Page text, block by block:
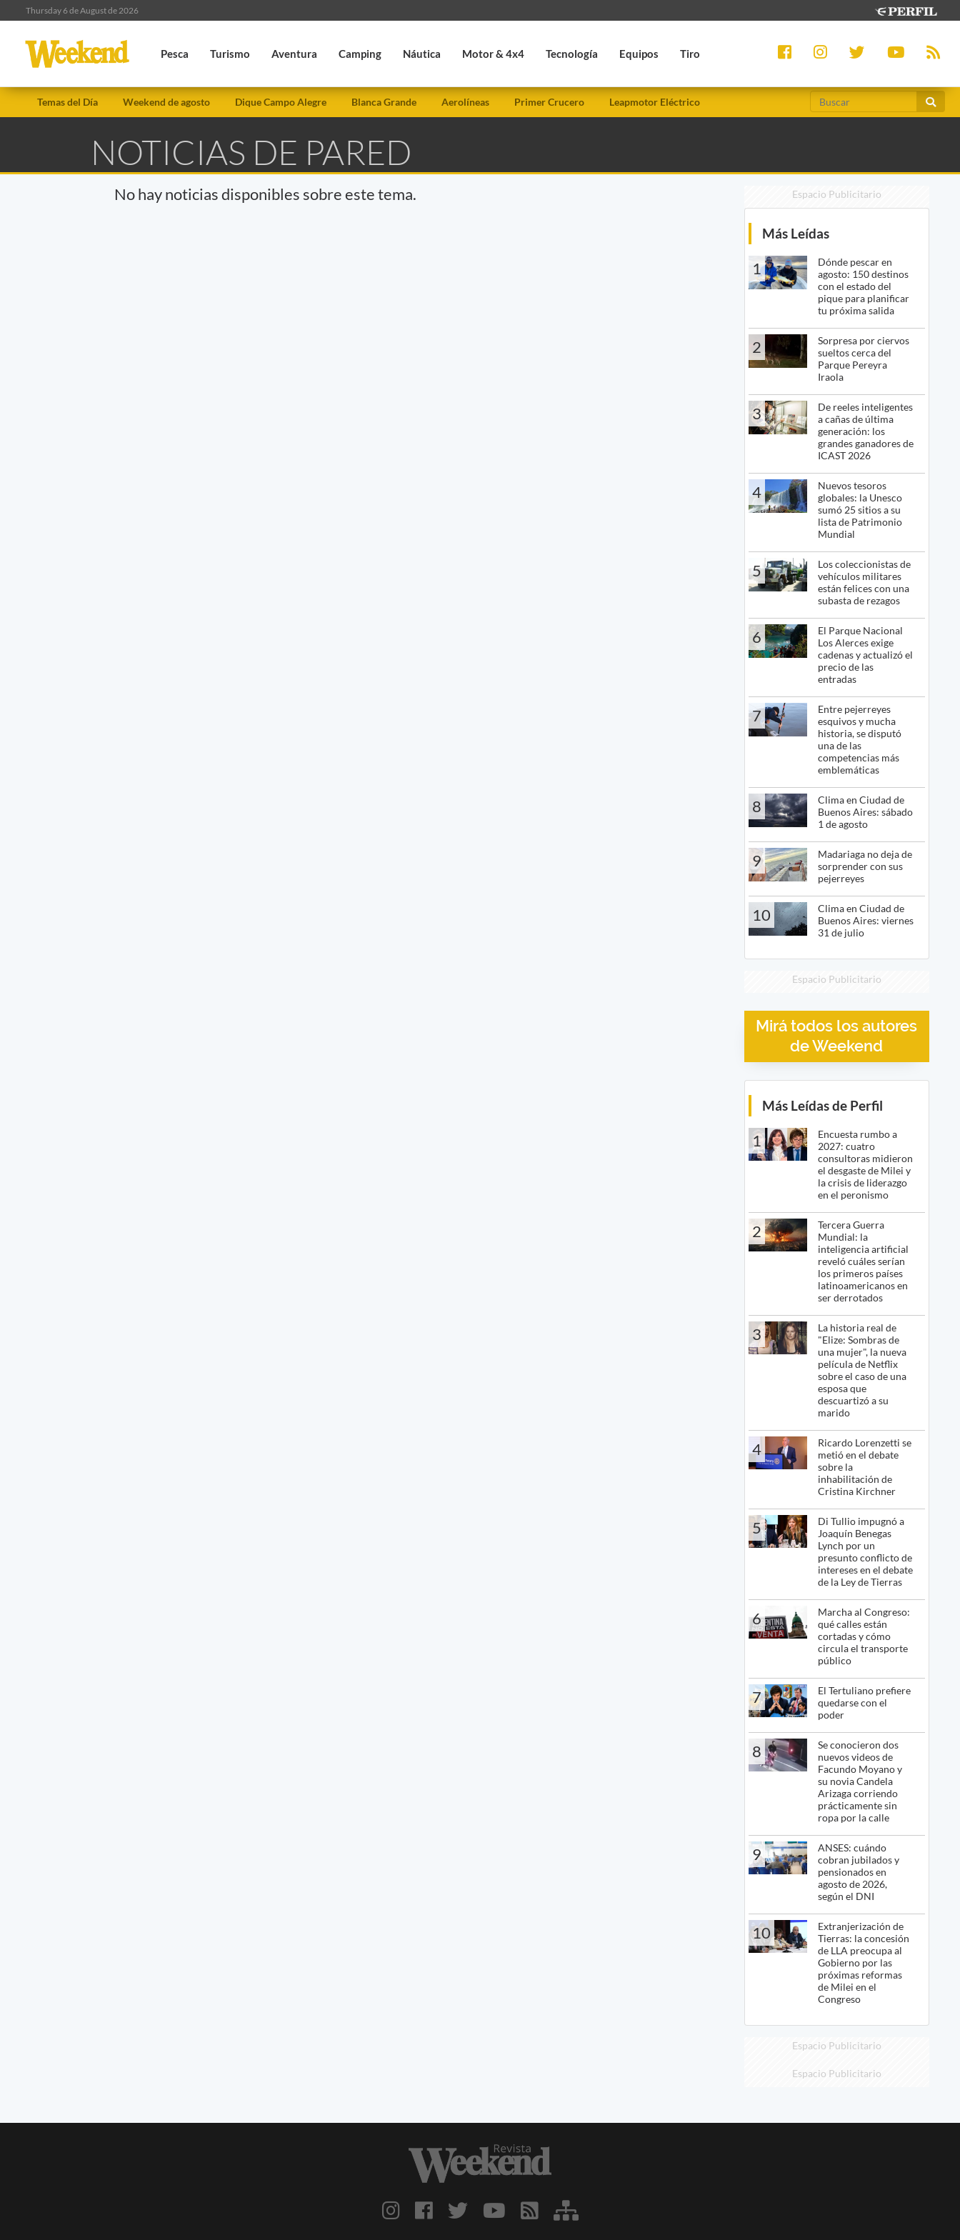
Thursday 6 de August de 2026
Pesca Turismo Aventura Camping Náutica Motor & 4x4 Tecnología Equipos Tiro
Temas del Día Weekend de agosto Dique Campo Alegre Blanca Grande Aerolíneas Primer Crucero Leapmotor Eléctrico
NOTICIAS DE PARED
No hay noticias disponibles sobre este tema. Espacio Publicitario
Más Leídas
1
Dónde pescar en
agosto: 150 destinos
con el estado del
pique para planificar
tu próxima salida
2
Sorpresa por ciervos
sueltos cerca del
Parque Pereyra
Iraola
3
De reeles inteligentes
a cañas de última
generación: los
grandes ganadores de
ICAST 2026
4
Nuevos tesoros
globales: la Unesco
sumó 25 sitios a su
lista de Patrimonio
Mundial
5
Los coleccionistas de
vehículos militares
están felices con una
subasta de rezagos
6
El Parque Nacional
Los Alerces exige
cadenas y actualizó el
precio de las
entradas
7
Entre pejerreyes
esquivos y mucha
historia, se disputó
una de las
competencias más
emblemáticas
8
Clima en Ciudad de
Buenos Aires: sábado
1 de agosto
9
Madariaga no deja de
sorprender con sus
pejerreyes
10
Clima en Ciudad de
Buenos Aires: viernes
31 de julio
Espacio Publicitario
Mirá todos los autores
de Weekend
Más Leídas de Perfil
1
Encuesta rumbo a
2027: cuatro
consultoras midieron
el desgaste de Milei y
la crisis de liderazgo
en el peronismo
2
Tercera Guerra
Mundial: la
inteligencia artificial
reveló cuáles serían
los primeros países
latinoamericanos en
ser derrotados
3
La historia real de
"Elize: Sombras de
una mujer", la nueva
película de Netflix
sobre el caso de una
esposa que
descuartizó a su
marido
4
Ricardo Lorenzetti se
metió en el debate
sobre la
inhabilitación de
Cristina Kirchner
5
Di Tullio impugnó a
Joaquín Benegas
Lynch por un
presunto conflicto de
intereses en el debate
de la Ley de Tierras
6
Marcha al Congreso:
qué calles están
cortadas y cómo
circula el transporte
público
7
El Tertuliano prefiere
quedarse con el
poder
8
Se conocieron dos
nuevos videos de
Facundo Moyano y
su novia Candela
Arizaga corriendo
prácticamente sin
ropa por la calle
9
ANSES: cuándo
cobran jubilados y
pensionados en
agosto de 2026,
según el DNI
10
Extranjerización de
Tierras: la concesión
de LLA preocupa al
Gobierno por las
próximas reformas
de Milei en el
Congreso
Espacio Publicitario
Espacio Publicitario